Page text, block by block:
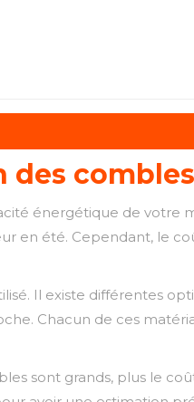
des
énergétique de votre
en été. Cependant, le
Il existe différentes
Chacun de ces
sont grands, plus le